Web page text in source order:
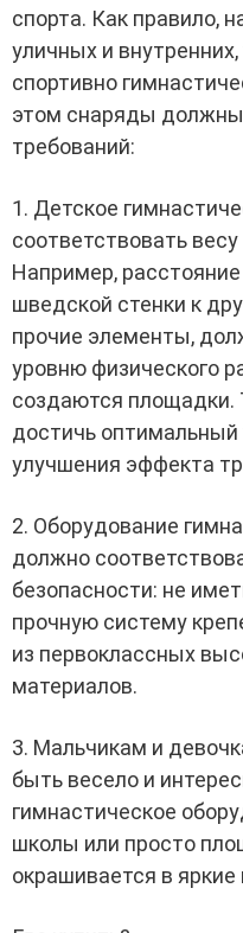
спорта. Как правило,
уличных и
спортивно
этом снаряды
требований:
1. Детское
соответствовать
Например,
шведской стенки к
прочие элементы,
уровню физического
создаются площадки.
достичь оптимальный
улучшения эффекта
2. Оборудование
должно
безопасности: не
прочную систему
из первоклассных
материалов.
3. Мальчикам и
быть весело и
гимнастическое
школы или просто
окрашивается в яркие